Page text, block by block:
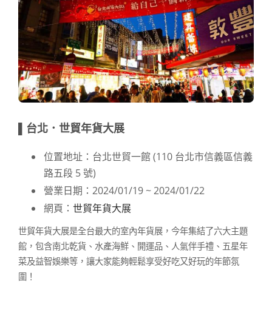
▌台北．世貿年貨大展
位置地址：台北世貿一館 (110 台北市信義區信義
路五段 5 號)
營業日期：2024/01/19 ~ 2024/01/22
網頁： 世貿年貨大展
世貿年貨大展是全台最大的室內年貨展，今年集結了六大主題
館，包含南北乾貨、水產海鮮、開運品、人氣伴手禮、五星年
菜及益智娛樂等，讓大家能夠輕鬆享受好吃又好玩的年節氛
圍！